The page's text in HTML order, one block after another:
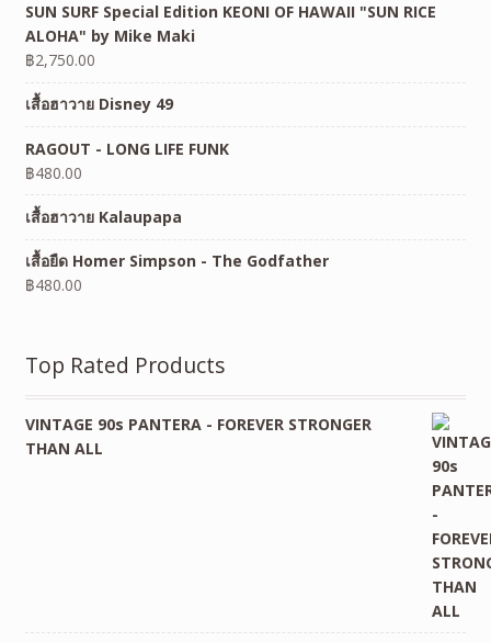
SUN SURF Special Edition KEONI OF HAWAII "SUN RICE
ALOHA" by Mike Maki
฿2,750.00
เสื้อฮาวาย Disney 49
RAGOUT - LONG LIFE FUNK
฿480.00
เสื้อฮาวาย Kalaupapa
เสื้อยืด Homer Simpson - The Godfather
฿480.00
Top Rated Products
VINTAGE 90s PANTERA - FOREVER STRONGER
THAN ALL